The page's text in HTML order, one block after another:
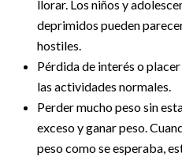
llorar. Los niños y
deprimidos pueden
hostiles.
Pérdida de interés o
las actividades normales.
Perder mucho peso sin
exceso y ganar peso.
peso como se esperaba,